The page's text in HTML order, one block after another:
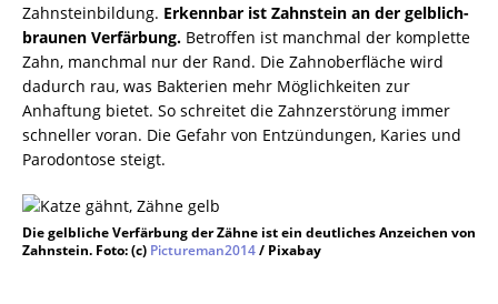
Zahnsteinbildung. Erkennbar ist Zahnstein an der gelblich-
braunen Verfärbung. Betroffen ist manchmal der komplette
Zahn, manchmal nur der Rand. Die Zahnoberfläche wird
dadurch rau, was Bakterien mehr Möglichkeiten zur
Anhaftung bietet. So schreitet die Zahnzerstörung immer
schneller voran. Die Gefahr von Entzündungen, Karies und
Parodontose steigt.
Die gelbliche Verfärbung der Zähne ist ein deutliches Anzeichen von
Zahnstein. Foto: (c) Pictureman2014/ Pixabay